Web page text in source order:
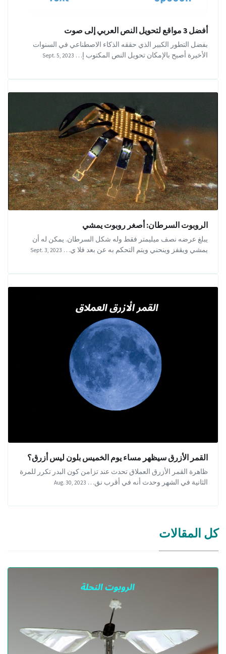
أفضل 3 مواقع لتحويل النص العربي إلى صوت
بفضل التطور الكبير الذي حققه الذكاء الاصطناعي في السنوات
الأخيرة أصبح بالإمكان تحويل النص المكتوب إ… Sept. 5, 2023
الروبوت السرطان: أصغر روبوت يمشي
يبلغ عرضه نصف ميليمتر فقط وله شكل السرطان. يمكن له أن
يمشي ويقفز وينحني ويتم التحكم به عن بعد فلا ي… Sept. 3, 2023
القمر الأزرق سيظهر مساء يوم الخميس بلون ليس أزرق؟
ظاهرة القمر الأزرق العملاق تحدث عند تزامن كون البدر تكرر للمرة
الثانية في الشهر وحدث أنه في أقرب نق… Aug. 30, 2023
كل المقالات